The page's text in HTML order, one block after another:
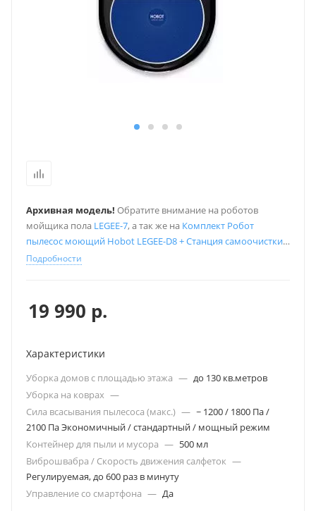
Архивная модель! Обратите внимание на роботов
мойщика пола LEGEE-7, а так же на Комплект Робот
пылесос моющий Hobot LEGEE-D8 + Станция самоочистки
LuLu
Подробности
19 990 р.
Характеристики
Уборка домов с площадью этажа — до 130 кв.метров
Уборка на коврах —
Сила всасывания пылесоса (макс.) — ~ 1200 / 1800 Па /
2100 Па Экономичный / стандартный / мощный режим
Контейнер для пыли и мусора — 500 мл
Виброшвабра / Скорость движения салфеток —
Регулируемая, до 600 раз в минуту
Управление со смартфона — Да